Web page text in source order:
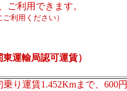
ご利用できます。
利用ください）
運輸局認可運賃）
乗り運賃1.452Kmまで、600